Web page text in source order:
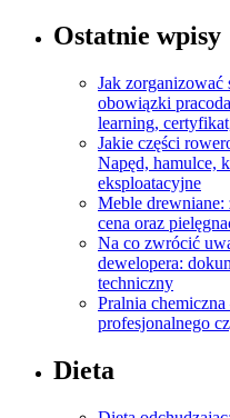
Ostatnie wpisy
Jak
obowiązki
learning,
Jakie części
Napęd, hamulce,
eksploatacyjne
Meble drewniane:
cena oraz
Na co zwrócić
dewelopera:
techniczny
Pralnia
profesjonalnego
Dieta